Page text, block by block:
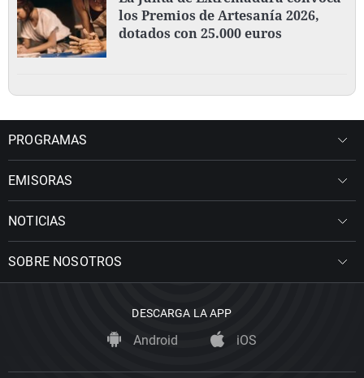
los Premios de Artesanía 2026,
dotados con 25.000 euros
PROGRAMAS
EMISORAS
NOTICIAS
SOBRE NOSOTROS
DESCARGA LA APP
Android iOS